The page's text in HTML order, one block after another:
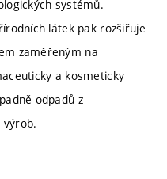
systémů.
látek pak rozšiřuje
zaměřeným na
a kosmeticky
odpadů z
výrob.